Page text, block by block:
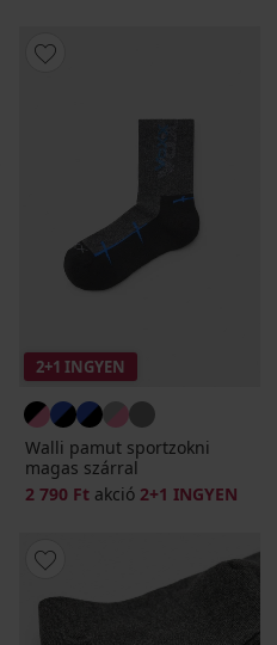
2+1 INGYEN
Walli pamut sportzokni
magas szárral
2 790 Ft akció 2+1 INGYEN